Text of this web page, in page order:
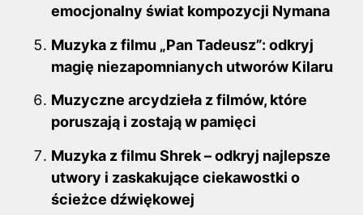
emocjonalny świat kompozycji Nymana
Muzyka z filmu „Pan Tadeusz”: odkryj
magię niezapomnianych utworów Kilaru
Muzyczne arcydzieła z filmów, które
poruszają i zostają w pamięci
Muzyka z filmu Shrek – odkryj najlepsze
utwory i zaskakujące ciekawostki o
ścieżce dźwiękowej